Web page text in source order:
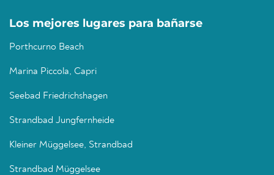
Los mejores lugares para bañarse
Porthcurno Beach
Marina Piccola, Capri
Seebad Friedrichshagen
Strandbad Jungfernheide
Kleiner Müggelsee, Strandbad
Strandbad Müggelsee